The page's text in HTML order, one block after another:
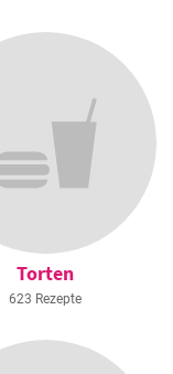
Torten
623 Rezepte